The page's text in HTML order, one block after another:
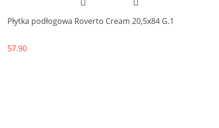
Płytka podłogowa Roverto Cream 20,5x84 G.1
57.90